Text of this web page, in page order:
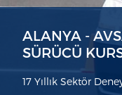
ALANYA -
SÜRÜCÜ
17 Yıllık Sektör